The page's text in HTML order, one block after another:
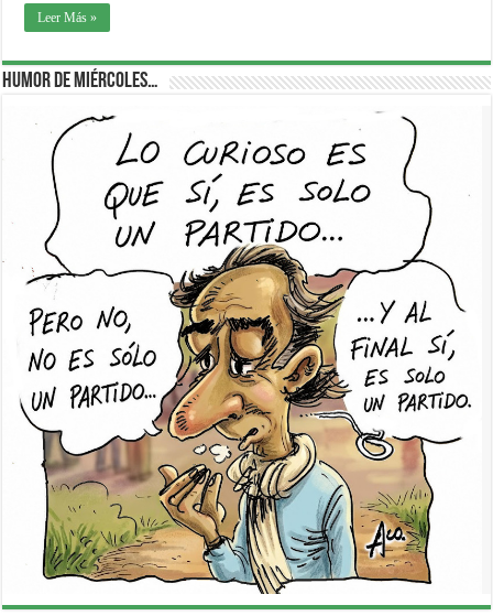
Leer Más »
Humor de Miércoles…